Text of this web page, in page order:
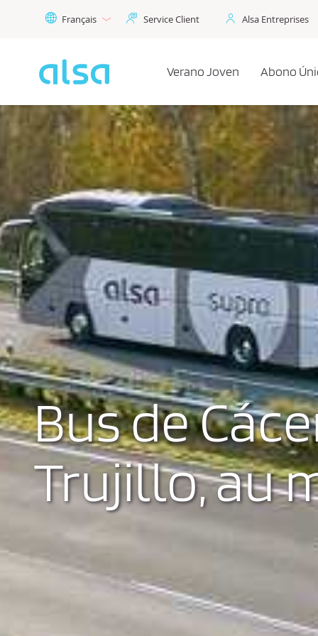
Saut au contenu principal
Français Service Client Alsa Entreprises
Verano Joven Abono
Bus de
Trujillo, au